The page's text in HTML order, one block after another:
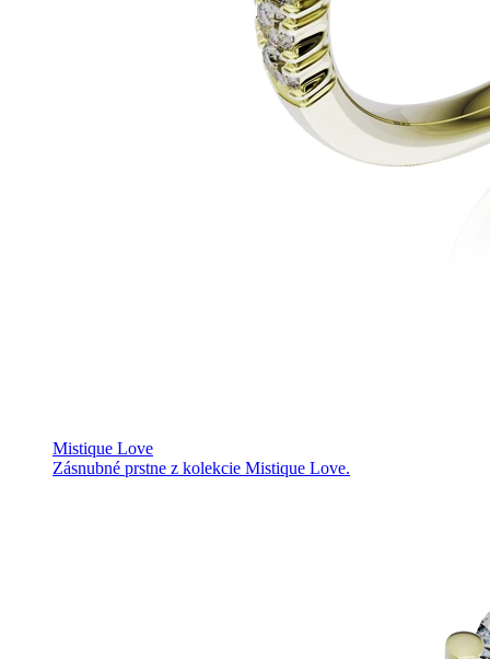
Mistique Love
Zásnubné prstne z kolekcie Mistique Love.